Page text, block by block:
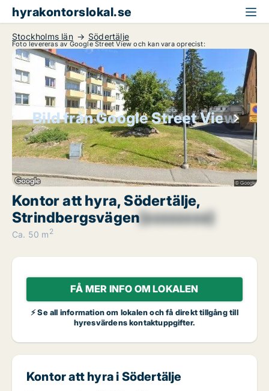
hyrakontorslokal.se
Stockholms län Södertälje
Foto levereras av Google Street View och kan vara oprecist:
Bild från Google Street View
Kontor att hyra, Södertälje,
Strindbergsvägen[xxxxxxxx]
Ca. 50 m 2
FÅ MER INFO OM LOKALEN
⚡ Se all information om lokalen och få direkt tillgång till
hyresvärdens kontaktuppgifter.
Kontor att hyra i Södertälje